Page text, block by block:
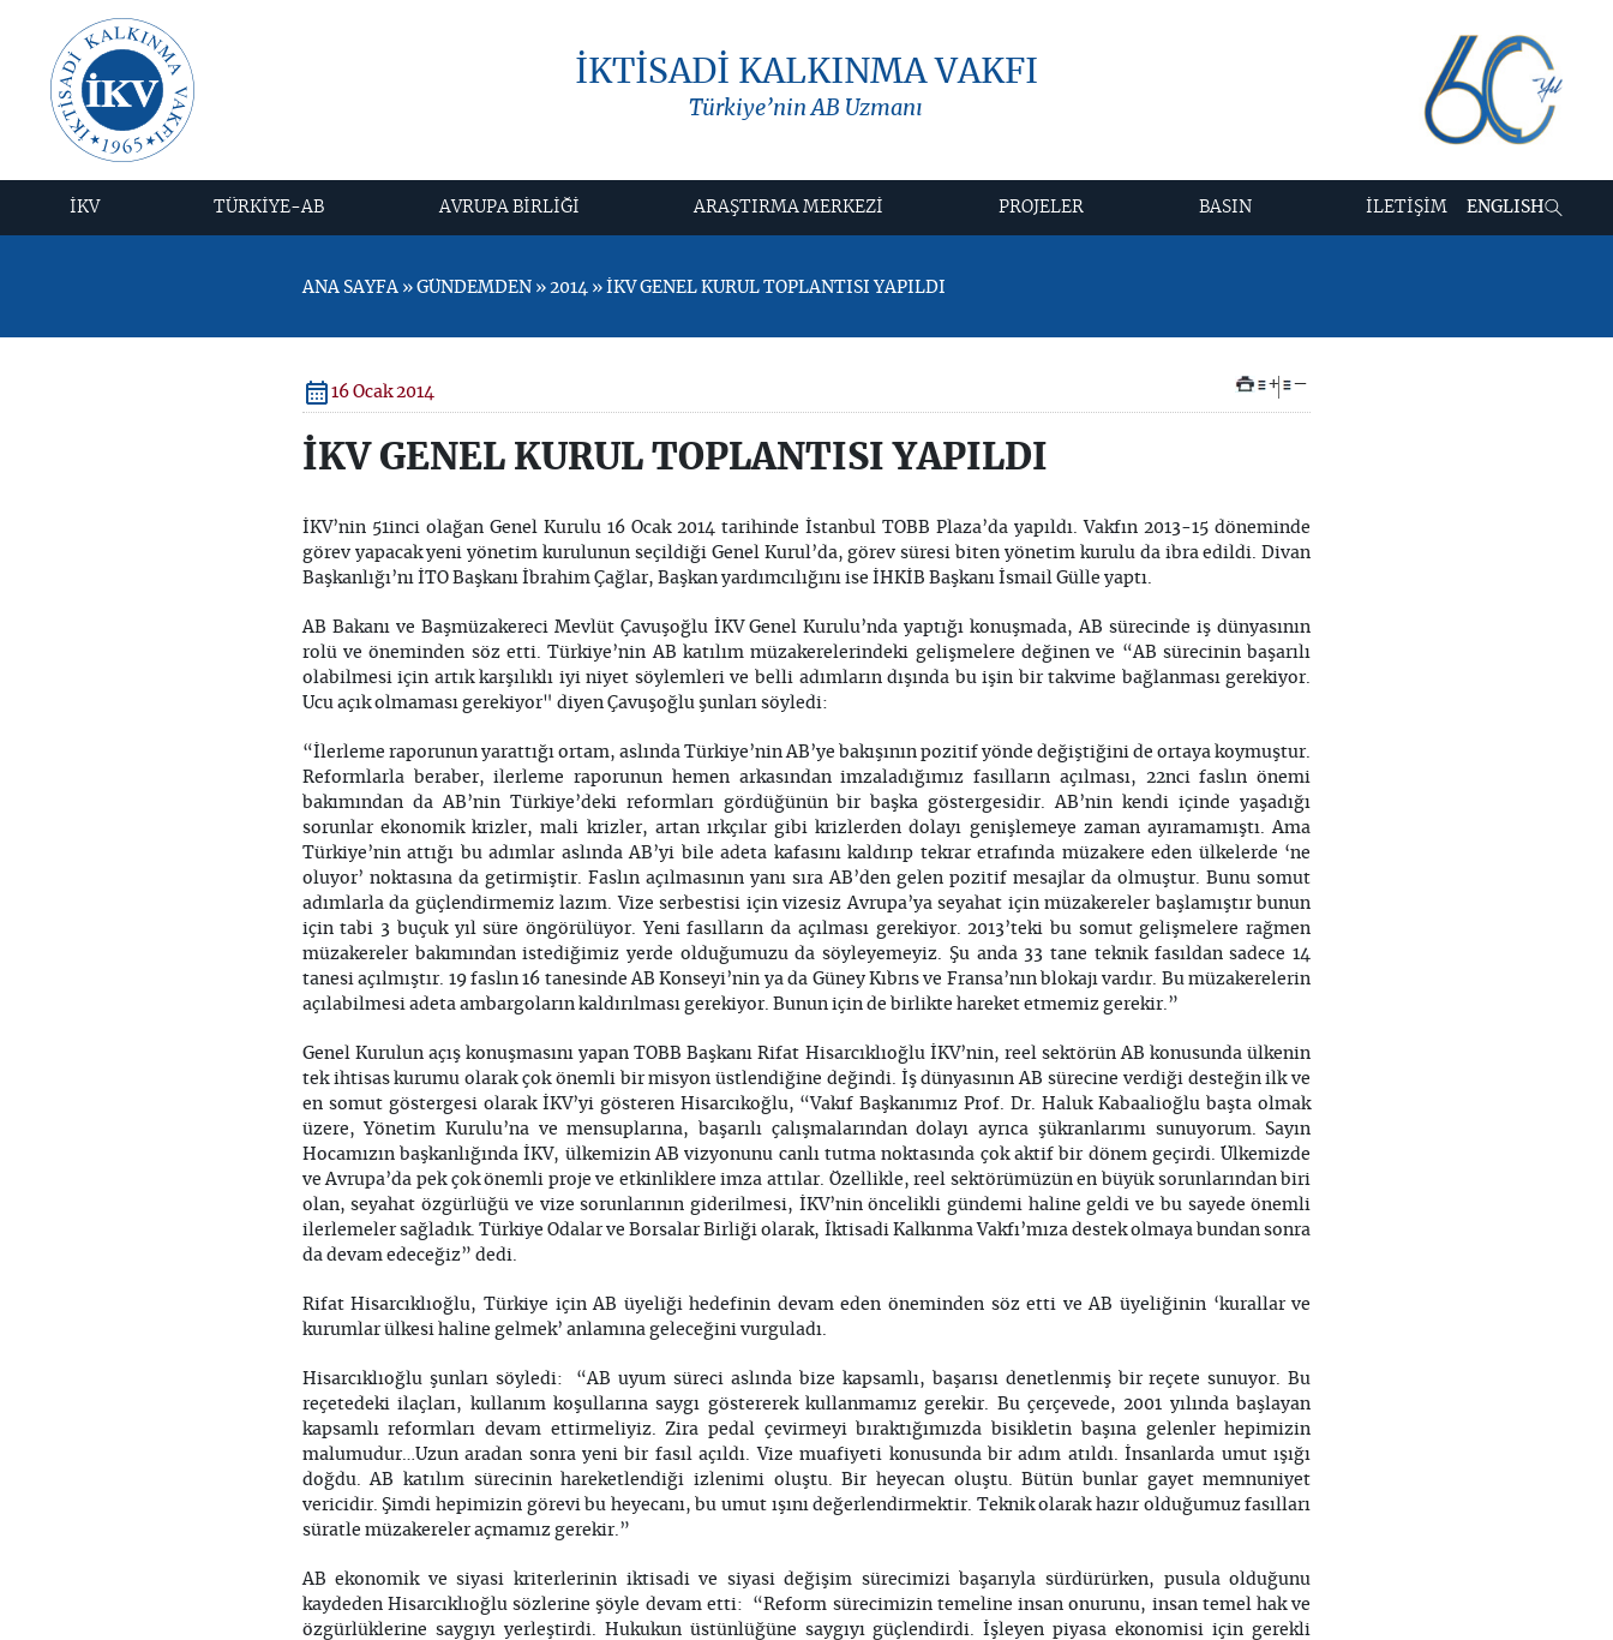
İKTİSADİ KALKINMA VAKFI
Türkiye’nin AB Uzmanı
İKV TÜRKİYE-AB AVRUPA BİRLİĞİ ARAŞTIRMA MERKEZİ PROJELER BASIN İLETİŞİM ENGLISH
ANA SAYFA » GÜNDEMDEN » 2014 » İKV GENEL KURUL TOPLANTISI YAPILDI
16 Ocak 2014 + –
İKV GENEL KURUL TOPLANTISI YAPILDI
İKV’nin 51inci olağan Genel Kurulu 16 Ocak 2014 tarihinde İstanbul TOBB Plaza’da yapıldı. Vakfın 2013-15 döneminde
görev yapacak yeni yönetim kurulunun seçildiği Genel Kurul’da, görev süresi biten yönetim kurulu da ibra edildi. Divan
Başkanlığı’nı İTO Başkanı İbrahim Çağlar, Başkan yardımcılığını ise İHKİB Başkanı İsmail Gülle yaptı.
AB Bakanı ve Başmüzakereci Mevlüt Çavuşoğlu İKV Genel Kurulu’nda yaptığı konuşmada, AB sürecinde iş dünyasının
rolü ve öneminden söz etti. Türkiye’nin AB katılım müzakerelerindeki gelişmelere değinen ve “AB sürecinin başarılı
olabilmesi için artık karşılıklı iyi niyet söylemleri ve belli adımların dışında bu işin bir takvime bağlanması gerekiyor.
Ucu açık olmaması gerekiyor" diyen Çavuşoğlu şunları söyledi:
“İlerleme raporunun yarattığı ortam, aslında Türkiye’nin AB’ye bakışının pozitif yönde değiştiğini de ortaya koymuştur.
Reformlarla beraber, ilerleme raporunun hemen arkasından imzaladığımız fasılların açılması, 22nci faslın önemi
bakımından da AB’nin Türkiye’deki reformları gördüğünün bir başka göstergesidir. AB’nin kendi içinde yaşadığı
sorunlar ekonomik krizler, mali krizler, artan ırkçılar gibi krizlerden dolayı genişlemeye zaman ayıramamıştı. Ama
Türkiye’nin attığı bu adımlar aslında AB’yi bile adeta kafasını kaldırıp tekrar etrafında müzakere eden ülkelerde ‘ne
oluyor’ noktasına da getirmiştir. Faslın açılmasının yanı sıra AB’den gelen pozitif mesajlar da olmuştur. Bunu somut
adımlarla da güçlendirmemiz lazım. Vize serbestisi için vizesiz Avrupa’ya seyahat için müzakereler başlamıştır bunun
için tabi 3 buçuk yıl süre öngörülüyor. Yeni fasılların da açılması gerekiyor. 2013’teki bu somut gelişmelere rağmen
müzakereler bakımından istediğimiz yerde olduğumuzu da söyleyemeyiz. Şu anda 33 tane teknik fasıldan sadece 14
tanesi açılmıştır. 19 faslın 16 tanesinde AB Konseyi’nin ya da Güney Kıbrıs ve Fransa’nın blokajı vardır. Bu müzakerelerin
açılabilmesi adeta ambargoların kaldırılması gerekiyor. Bunun için de birlikte hareket etmemiz gerekir.”
Genel Kurulun açış konuşmasını yapan TOBB Başkanı Rifat Hisarcıklıoğlu İKV’nin, reel sektörün AB konusunda ülkenin
tek ihtisas kurumu olarak çok önemli bir misyon üstlendiğine değindi. İş dünyasının AB sürecine verdiği desteğin ilk ve
en somut göstergesi olarak İKV’yi gösteren Hisarcıkoğlu, “Vakıf Başkanımız Prof. Dr. Haluk Kabaalioğlu başta olmak
üzere, Yönetim Kurulu’na ve mensuplarına, başarılı çalışmalarından dolayı ayrıca şükranlarımı sunuyorum. Sayın
Hocamızın başkanlığında İKV, ülkemizin AB vizyonunu canlı tutma noktasında çok aktif bir dönem geçirdi. Ülkemizde
ve Avrupa’da pek çok önemli proje ve etkinliklere imza attılar. Özellikle, reel sektörümüzün en büyük sorunlarından biri
olan, seyahat özgürlüğü ve vize sorunlarının giderilmesi, İKV’nin öncelikli gündemi haline geldi ve bu sayede önemli
ilerlemeler sağladık. Türkiye Odalar ve Borsalar Birliği olarak, İktisadi Kalkınma Vakfı’mıza destek olmaya bundan sonra
da devam edeceğiz” dedi.
Rifat Hisarcıklıoğlu, Türkiye için AB üyeliği hedefinin devam eden öneminden söz etti ve AB üyeliğinin ‘kurallar ve
kurumlar ülkesi haline gelmek’ anlamına geleceğini vurguladı.
Hisarcıklıoğlu şunları söyledi: “AB uyum süreci aslında bize kapsamlı, başarısı denetlenmiş bir reçete sunuyor. Bu
reçetedeki ilaçları, kullanım koşullarına saygı göstererek kullanmamız gerekir. Bu çerçevede, 2001 yılında başlayan
kapsamlı reformları devam ettirmeliyiz. Zira pedal çevirmeyi bıraktığımızda bisikletin başına gelenler hepimizin
malumudur…Uzun aradan sonra yeni bir fasıl açıldı. Vize muafiyeti konusunda bir adım atıldı. İnsanlarda umut ışığı
doğdu. AB katılım sürecinin hareketlendiği izlenimi oluştu. Bir heyecan oluştu. Bütün bunlar gayet memnuniyet
vericidir. Şimdi hepimizin görevi bu heyecanı, bu umut ışını değerlendirmektir. Teknik olarak hazır olduğumuz fasılları
süratle müzakereler açmamız gerekir.”
AB ekonomik ve siyasi kriterlerinin iktisadi ve siyasi değişim sürecimizi başarıyla sürdürürken, pusula olduğunu
kaydeden Hisarcıklıoğlu sözlerine şöyle devam etti: “Reform sürecimizin temeline insan onurunu, insan temel hak ve
özgürlüklerine saygıyı yerleştirdi. Hukukun üstünlüğüne saygıyı güçlendirdi. İşleyen piyasa ekonomisi için gerekli